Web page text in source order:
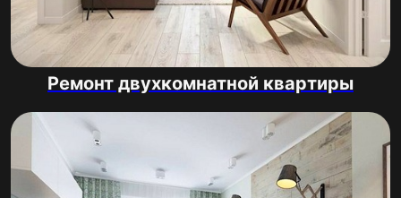
Ремонт двухкомнатной квартиры